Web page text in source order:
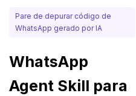
Pare de depurar código de
WhatsApp gerado por IA
WhatsApp
Agent Skill para